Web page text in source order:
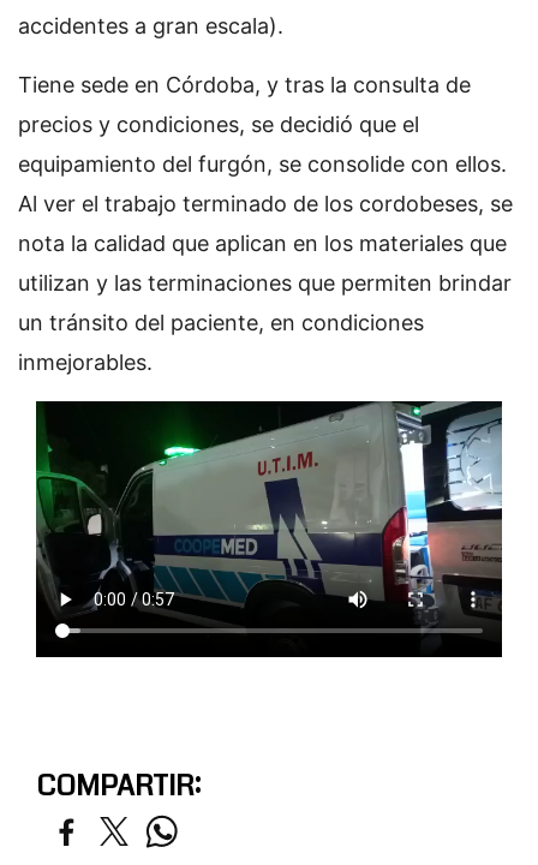
accidentes a gran escala).
Tiene sede en Córdoba, y tras la consulta de
precios y condiciones, se decidió que el
equipamiento del furgón, se consolide con ellos.
Al ver el trabajo terminado de los cordobeses, se
nota la calidad que aplican en los materiales que
utilizan y las terminaciones que permiten brindar
un tránsito del paciente, en condiciones
inmejorables.
COMPARTIR: